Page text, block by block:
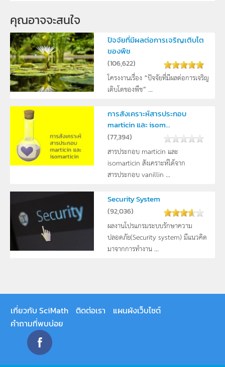
คุณอาจจะสนใจ
ปัจจัยที่มีผลต่อการเจริญเติบโต
ของพืช
(106,622)
โครงงานเรื่อง “ปัจจัยที่มีผลต่อการเจริญ
เติบโตของพืช” ...
การสังเคราะห์สารประกอบ
marticin และ isom...
(77,394)
สารประกอบ marticin และ
isomarticin สังเคราะห์ได้จาก
สารประกอบ vanillin ...
Security System
(92,036)
ผลงานโปรแกรมระบบรักษาความ
ปลอดภัย(Security system) มีแนวคิด
มาจากการทำงาน ...
เกี่ยวกับ SciMath ติดต่อเรา
แผนผังเว็บไซต์
คำถามที่พบบ่อย